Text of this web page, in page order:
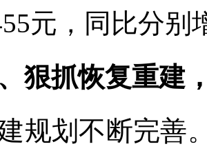
元，同比分别
狠抓恢复重建
规划不断完善